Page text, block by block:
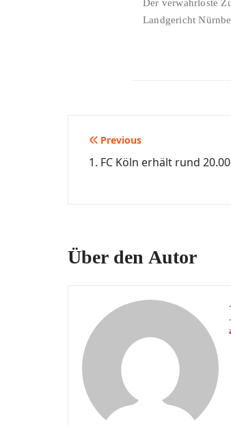
Der verwahrloste
Landgericht
Previous
1. FC Köln erhält rund
Über den Autor